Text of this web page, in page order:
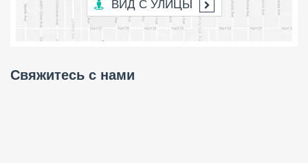
ВИД С УЛИЦЫ
Свяжитесь с нами